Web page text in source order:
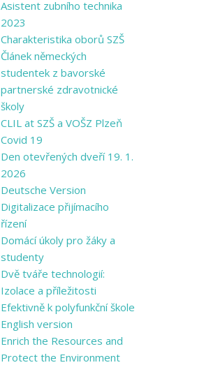
Asistent zubního technika
2023
Charakteristika oborů SZŠ
Článek německých
studentek z bavorské
partnerské zdravotnické
školy
CLIL at SZŠ a VOŠZ Plzeň
Covid 19
Den otevřených dveří 19. 1.
2026
Deutsche Version
Digitalizace přijímacího
řízení
Domácí úkoly pro žáky a
studenty
Dvě tváře technologií:
Izolace a příležitosti
Efektivně k polyfunkční škole
English version
Enrich the Resources and
Protect the Environment